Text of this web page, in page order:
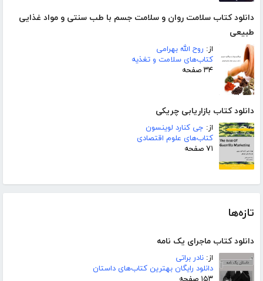
دانلود کتاب سلامت روان و سلامت جسم با طب سنتی و مواد غذایی
طبیعی
از: روح الله بهرامی
کتاب‌های سلامت و تغذیه
۳۴ صفحه
دانلود کتاب بازاریابی چریکی
از: جی کنارد لوینسون
کتاب‌های علوم اقتصادی
۷۱ صفحه
تازه‌ها
دانلود کتاب ماجرای یک نامه
از: نادر براتی
دانلود رایگان بهترین کتاب‌های داستان